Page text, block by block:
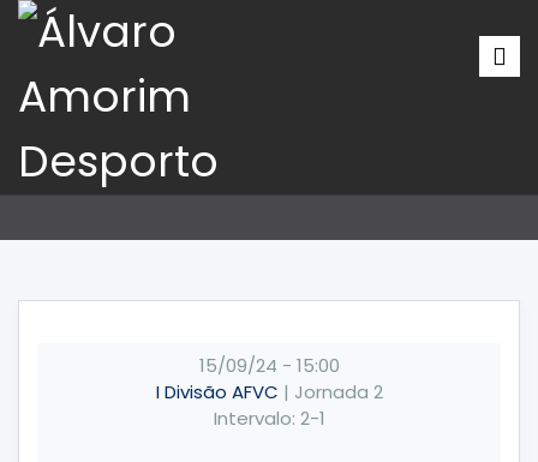
15/09/24 - 15:00
I Divisão AFVC | Jornada 2
Intervalo: 2-1